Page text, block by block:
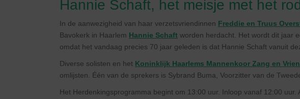
Hannie Schaft, het meisje met het
In de aanwezigheid van haar verzetsvriendinnen Freddie en Truus
Bavokerk in Haarlem Hannie Schaft worden herdacht. Het wordt dit jaar
omdat het vandaag precies 70 jaar geleden is dat Hannie Schaft vanuit
Diverse solisten en het Koninklijk Haarlems Mannenkoor Zang en
omlijsten. Één van de sprekers is Sybrand Buma, Voorzitter van de
Het Herdenkingsprogramma begint om 13:00 uur. Inloop vanaf 12:00 uur.